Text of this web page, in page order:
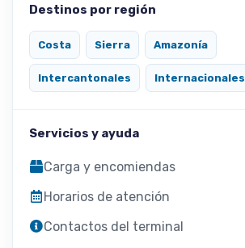
Destinos por región
Costa Sierra Amazonía
Intercantonales Internacionales
Servicios y ayuda
Carga y encomiendas
Horarios de atención
Contactos del terminal